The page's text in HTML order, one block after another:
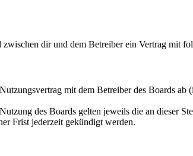
dir und dem Betreiber ein Vertrag mit
mit dem Betreiber des Boards ab
des Boards gelten jeweils die an dieser
Frist jederzeit gekündigt werden.